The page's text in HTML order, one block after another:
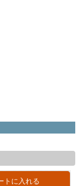
トに入れる